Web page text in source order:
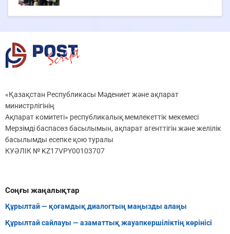
«Қазақстан Республикасы Мәдениет және ақпарат
министрлігінің
Ақпарат комитеті» республикалық мемлекеттік мекемесі
Мерзімді баспасөз басылымын, ақпарат агенттігін және желілік
басылымды есепке қою туралы
КУӘЛІК № KZ17VPY00103707
Соңғы жаңалықтар
Құрылтай — қоғамдық диалогтың маңызды алаңы
Құрылтай сайлауы — азаматтық жауапкершіліктің көрінісі